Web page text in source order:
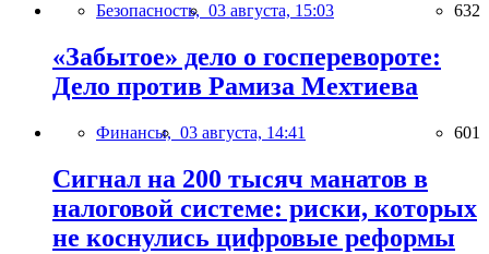
Безопасность, 03 августа, 15:03 632
«Забытое» дело о госперевороте:
Дело против Рамиза Мехтиева
Финансы, 03 августа, 14:41 601
Сигнал на 200 тысяч манатов в
налоговой системе: риски, которых
не коснулись цифровые реформы